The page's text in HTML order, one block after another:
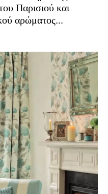
Παρισιού και
αρώματος...